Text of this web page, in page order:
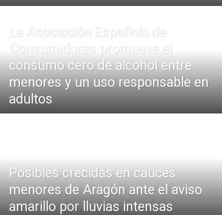
La Asociación Española de
Consumidores promueve el
consumo cero de alcohol entre
menores y un uso responsable en
adultos
Posibles crecidas en cauces
menores de Aragón ante el aviso
amarillo por lluvias intensas